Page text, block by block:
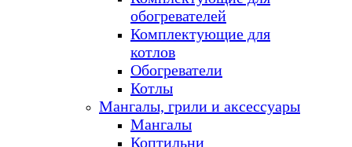
обогревателей
Комплектующие для
котлов
Обогреватели
Котлы
Мангалы, грили и аксессуары
Мангалы
Коптильни